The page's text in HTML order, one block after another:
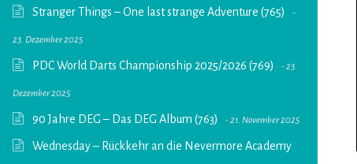
Stranger Things – One last strange Adventure (765)
23. Dezember 2025
PDC World Darts Championship 2025/2026 (769) 23.
Dezember 2025
90 Jahre DEG – Das DEG Album (763) 21. November 2025
Wednesday – Rückkehr an die Nevermore Academy